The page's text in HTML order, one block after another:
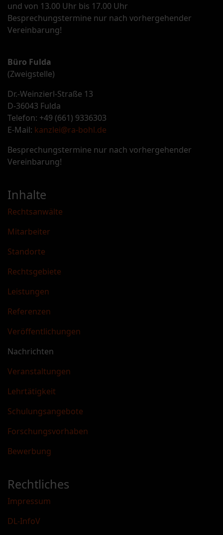
und von 13.00 Uhr bis 17.00 Uhr
Besprechungstermine nur nach vorhergehender
Vereinbarung!
Büro Fulda
(Zweigstelle)
Dr.-Weinzierl-Straße 13
D-36043 Fulda
Telefon: +49 (661) 9336303
E-Mail: kanzlei@ra-bohl.de
Besprechungstermine nur nach vorhergehender
Vereinbarung!
Inhalte
Rechtsanwälte
Mitarbeiter
Standorte
Rechtsgebiete
Leistungen
Referenzen
Veröffentlichungen
Nachrichten
Veranstaltungen
Lehrtätigkeit
Schulungsangebote
Forschungsvorhaben
Bewerbung
Rechtliches
Impressum
DL-InfoV